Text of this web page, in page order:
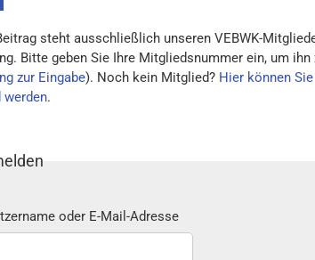
steht ausschließlich unseren VEBWK-
Bitte geben Sie Ihre Mitgliedsnummer ein, um ihn
zur Eingabe). Noch kein Mitglied? Hier können Sie
.
oder E-Mail-Adresse